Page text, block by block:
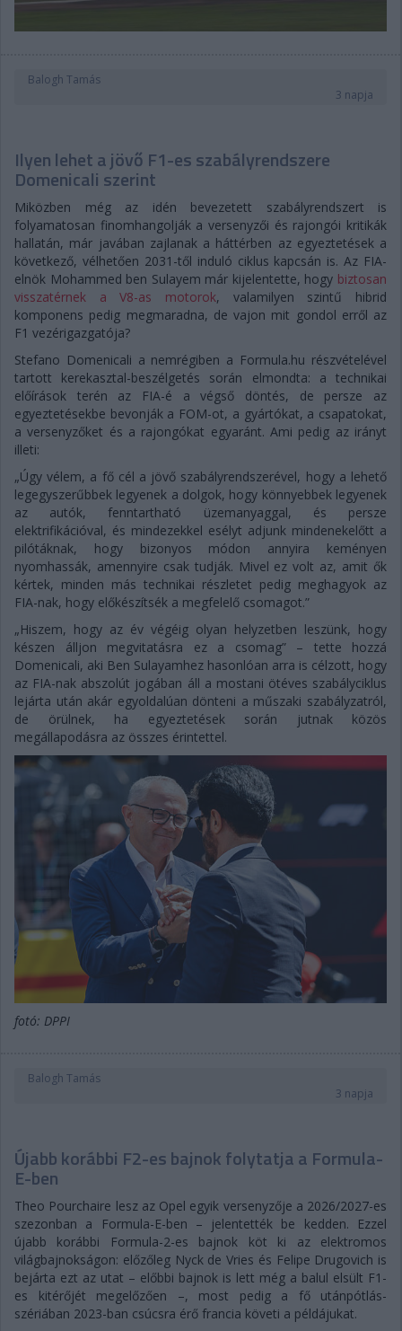
Balogh Tamás
3 napja
Ilyen lehet a jövő F1-es szabályrendszere
Domenicali szerint
Miközben még az idén bevezetett szabályrendszert is
folyamatosan finomhangolják a versenyzői és rajongói kritikák
hallatán, már javában zajlanak a háttérben az egyeztetések a
következő, vélhetően 2031-től induló ciklus kapcsán is. Az FIA-
elnök Mohammed ben Sulayem már kijelentette, hogy biztosan
visszatérnek a V8-as motorok, valamilyen szintű hibrid
komponens pedig megmaradna, de vajon mit gondol erről az
F1 vezérigazgatója?
Stefano Domenicali a nemrégiben a Formula.hu részvételével
tartott kerekasztal-beszélgetés során elmondta: a technikai
előírások terén az FIA-é a végső döntés, de persze az
egyeztetésekbe bevonják a FOM-ot, a gyártókat, a csapatokat,
a versenyzőket és a rajongókat egyaránt. Ami pedig az irányt
illeti:
„Úgy vélem, a fő cél a jövő szabályrendszerével, hogy a lehető
legegyszerűbbek legyenek a dolgok, hogy könnyebbek legyenek
az autók, fenntartható üzemanyaggal, és persze
elektrifikációval, és mindezekkel esélyt adjunk mindenekelőtt a
pilótáknak, hogy bizonyos módon annyira keményen
nyomhassák, amennyire csak tudják. Mivel ez volt az, amit ők
kértek, minden más technikai részletet pedig meghagyok az
FIA-nak, hogy előkészítsék a megfelelő csomagot.”
„Hiszem, hogy az év végéig olyan helyzetben leszünk, hogy
készen álljon megvitatásra ez a csomag” – tette hozzá
Domenicali, aki Ben Sulayamhez hasonlóan arra is célzott, hogy
az FIA-nak abszolút jogában áll a mostani ötéves szabályciklus
lejárta után akár egyoldalúan dönteni a műszaki szabályzatról,
de örülnek, ha egyeztetések során jutnak közös
megállapodásra az összes érintettel.
fotó: DPPI
Balogh Tamás
3 napja
Újabb korábbi F2-es bajnok folytatja a Formula-
E-ben
Theo Pourchaire lesz az Opel egyik versenyzője a 2026/2027-es
szezonban a Formula-E-ben – jelentették be kedden. Ezzel
újabb korábbi Formula-2-es bajnok köt ki az elektromos
világbajnokságon: előzőleg Nyck de Vries és Felipe Drugovich is
bejárta ezt az utat – előbbi bajnok is lett még a balul elsült F1-
es kitérőjét megelőzően –, most pedig a fő utánpótlás-
szériában 2023-ban csúcsra érő francia követi a példájukat.